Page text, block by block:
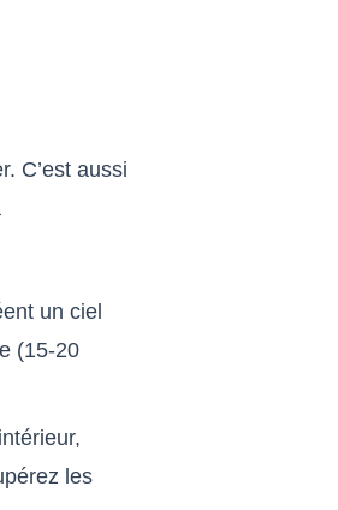
C’est aussi
un ciel
(15-20
les